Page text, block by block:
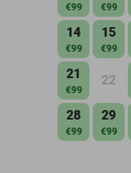
€99 €99
14
€99
15
€99
21
€99
22
28
€99
29
€99